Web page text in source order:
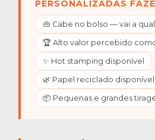
PERSONALIZADAS
👜 Cabe no bolso — vai a
🏆 Alto valor percebido
✨ Hot stamping disponível
🌿 Papel reciclado disponível
📦 Pequenas e grandes